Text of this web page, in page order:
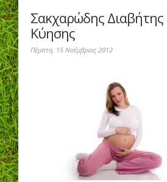
Σακχαρώδης Διαβήτης
Κύησης
Πέμπτη, 15 Νοέμβριος 2012